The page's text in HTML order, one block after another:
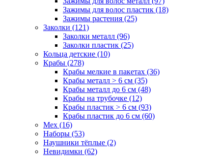
Зажимы для волос пластик (18)
Зажимы растения (25)
Заколки (121)
Заколки металл (96)
Заколки пластик (25)
Кольца детские (10)
Крабы (278)
Крабы мелкие в пакетах (36)
Крабы металл > 6 см (35)
Крабы металл до 6 см (48)
Крабы на трубочке (12)
Крабы пластик > 6 см (93)
Крабы пластик до 6 см (60)
Мех (16)
Наборы (53)
Наушники тёплые (2)
Невидимки (62)